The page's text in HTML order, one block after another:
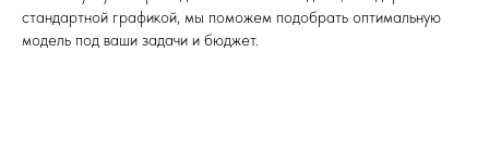
стандартной графикой, мы поможем подобрать оптимальную
модель под ваши задачи и бюджет.